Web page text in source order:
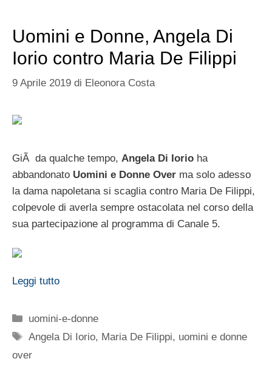
Uomini e Donne, Angela Di
Iorio contro Maria De Filippi
9 Aprile 2019 di Eleonora Costa
GiÃ da qualche tempo, Angela Di Iorio ha
abbandonato Uomini e Donne Over ma solo adesso
la dama napoletana si scaglia contro Maria De Filippi,
colpevole di averla sempre ostacolata nel corso della
sua partecipazione al programma di Canale 5.
Leggi tutto
Categorie
uomini-e-donne
Tag
Angela Di Iorio, Maria De Filippi, uomini e donne
over